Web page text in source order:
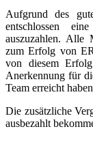
Aufgrund des
entschlossen
auszuzahlen. Alle
zum Erfolg von
von diesem
Anerkennung für
Team erreicht
Die zusätzliche
ausbezahlt